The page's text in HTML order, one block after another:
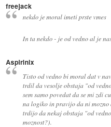
freejack
nekdo je moral imeti prste vmes
In ta nekdo - je od vedno al je
Aspirinix
Tisto od vedno bi moral dat v
trdil da vesolje obstaja "od
sem samo povedat da se mi zdi
na logiko in pravijo da ni
trdijo da nekaj obstaja "od
moznost?).